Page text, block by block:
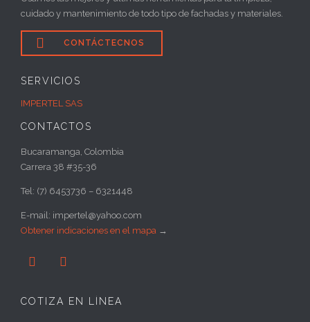
cuidado y mantenimiento de todo tipo de fachadas y materiales.
 CONTÁCTECNOS
SERVICIOS
IMPERTEL SAS
CONTACTOS
Bucaramanga, Colombia
Carrera 38 #35-36
Tel: (7) 6453736 – 6321448
E-mail: impertel@yahoo.com
Obtener indicaciones en el mapa →
 
COTIZA EN LÍNEA